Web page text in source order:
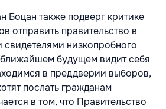
Боцан также подверг критике
отправить правительство в
свидетелями низкопробного
будущем видит себя
в преддверии выборов,
послать гражданам
в том, что Правительство